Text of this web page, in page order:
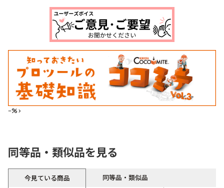
--%>
同等品・類似品を見る
今見ている商品 同等品・類似品